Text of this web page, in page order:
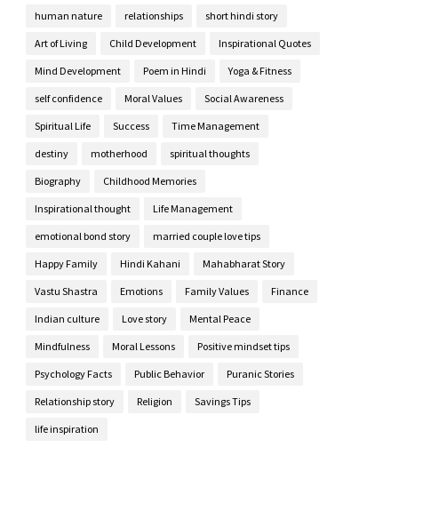
human nature relationships short hindi story
Art of Living Child Development Inspirational Quotes
Mind Development Poem in Hindi Yoga & Fitness
self confidence Moral Values Social Awareness
Spiritual Life Success Time Management
destiny motherhood spiritual thoughts
Biography Childhood Memories
Inspirational thought Life Management
emotional bond story married couple love tips
Happy Family Hindi Kahani Mahabharat Story
Vastu Shastra Emotions Family Values Finance
Indian culture Love story Mental Peace
Mindfulness Moral Lessons Positive mindset tips
Psychology Facts Public Behavior Puranic Stories
Relationship story Religion Savings Tips
life inspiration